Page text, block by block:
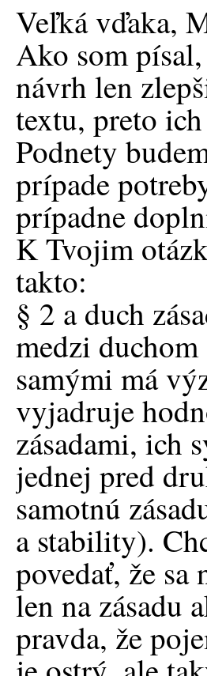
Veľká vďaka,
Ako som
návrh len
textu, preto
Podnety
prípade
prípadne
K Tvojim
takto:
§ 2 a duch
medzi duchom
samými má
vyjadruje
zásadami, ich
jednej pred
samotnú
a stability).
povedať, že sa
len na zásadu
pravda, že